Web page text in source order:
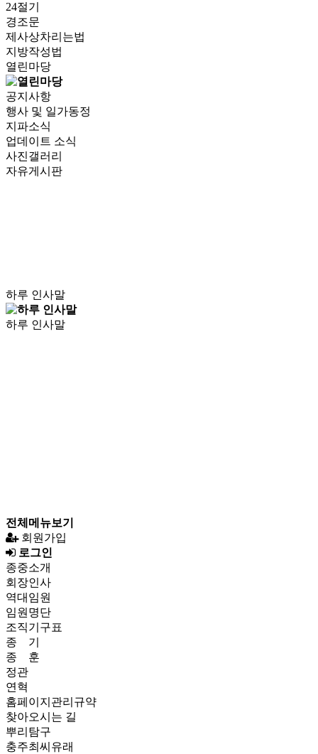
24절기
경조문
제사상차리는법
지방작성법
열린마당
공지사항
행사 및 일가동정
지파소식
업데이트 소식
사진갤러리
자유게시판
하루 인사말
하루 인사말
전체메뉴보기
회원가입
로그인
종중소개
회장인사
역대임원
임원명단
조직기구표
종 기
종 훈
정관
연혁
홈페이지관리규약
찾아오시는 길
뿌리탐구
충주최씨유래